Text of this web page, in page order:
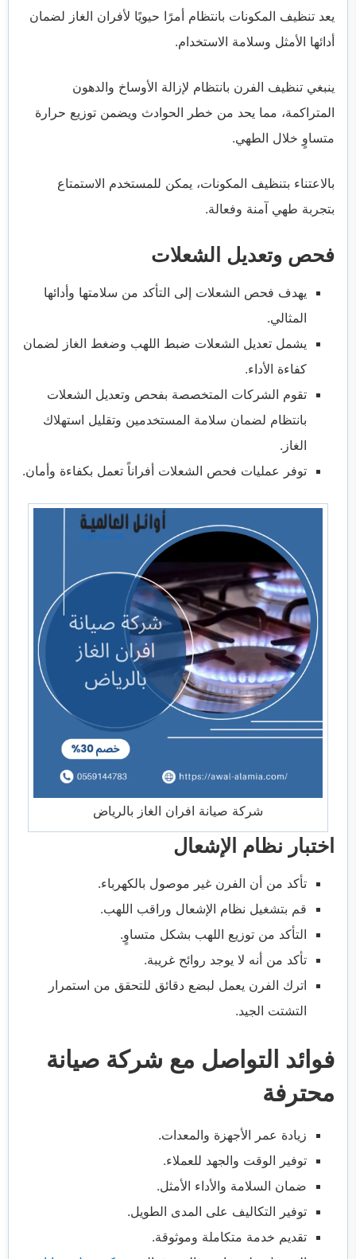
يعد تنظيف المكونات بانتظام أمرًا حيويًا لأفران الغاز لضمان
أدائها الأمثل وسلامة الاستخدام.
ينبغي تنظيف الفرن بانتظام لإزالة الأوساخ والدهون
المتراكمة، مما يحد من خطر الحوادث ويضمن توزيع حرارة
متساوٍ خلال الطهي.
بالاعتناء بتنظيف المكونات، يمكن للمستخدم الاستمتاع
بتجربة طهي آمنة وفعالة.
فحص وتعديل الشعلات
يهدف فحص الشعلات إلى التأكد من سلامتها وأدائها
المثالي.
يشمل تعديل الشعلات ضبط اللهب وضغط الغاز لضمان
كفاءة الأداء.
تقوم الشركات المتخصصة بفحص وتعديل الشعلات
بانتظام لضمان سلامة المستخدمين وتقليل استهلاك
الغاز.
توفر عمليات فحص الشعلات أفراناً تعمل بكفاءة وأمان.
شركة صيانة افران الغاز بالرياض
اختبار نظام الإشعال
تأكد من أن الفرن غير موصول بالكهرباء.
قم بتشغيل نظام الإشعال وراقب اللهب.
التأكد من توزيع اللهب بشكل متساوٍ.
تأكد من أنه لا يوجد روائح غريبة.
اترك الفرن يعمل لبضع دقائق للتحقق من استمرار
التشتت الجيد.
فوائد التواصل مع شركة صيانة
محترفة
زيادة عمر الأجهزة والمعدات.
توفير الوقت والجهد للعملاء.
ضمان السلامة والأداء الأمثل.
توفير التكاليف على المدى الطويل.
تقديم خدمة متكاملة وموثوقة.